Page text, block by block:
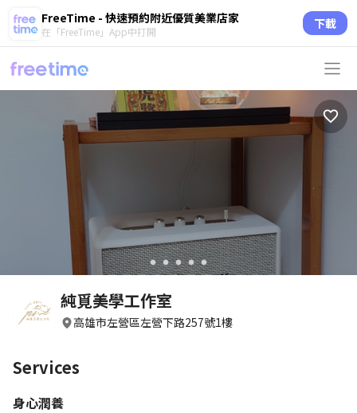
FreeTime - 快速預約附近優質美業店家
在「FreeTime」App中打開 下載
circle circle circle circle circle
純覓美學工作室
高雄市左營區左營下路257號1樓
Services
身心潤養